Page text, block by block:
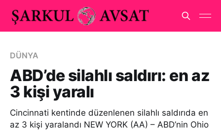
DÜNYA
ABD’de silahlı saldırı: en az
3 kişi yaralı
Cincinnati kentinde düzenlenen silahlı saldırıda en
az 3 kişi yaralandı NEW YORK (AA) – ABD’nin Ohio